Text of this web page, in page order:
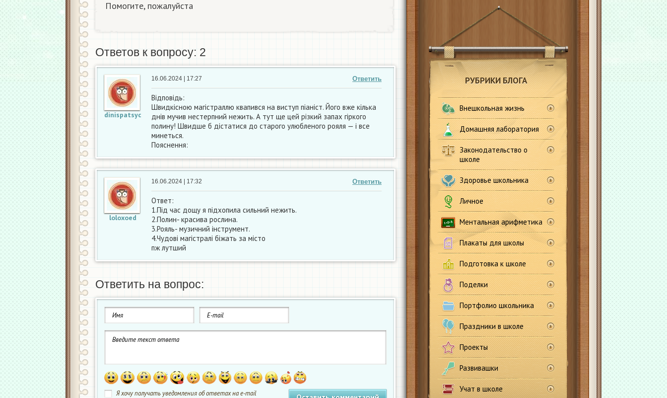
РУБРИКИ БЛОГА
Внешкольная жизнь
Домашняя лаборатория
Законодательство о
школе
Здоровье школьника
Личное
Ментальная арифметика
Плакаты для школы
Подготовка к школе
Поделки
Портфолио школьника
Праздники в школе
Проекты
Развивашки
Учат в школе
Помогите, пожалуйста ​
Ответов к вопросу: 2
dinispatsyc
Ответить
16.06.2024 | 17:27
Відповідь:
Швидкісною магістраллю квапився на виступ піаніст. Його вже кілька
днів мучив нестерпний нежить. А тут ще цей різкий запах гіркого
полину! Швидше б дістатися до старого улюбленого рояля — і все
минеться.
Пояснення:
loloxoed
Ответить
16.06.2024 | 17:32
Ответ:
1.Під час дощу я підхопила сильний нежить.
2.Полин- красива рослина.
3.Рояль- музичний інструмент.
4.Чудові магістралі біжать за місто
пж лутший
Ответить на вопрос:
Я хочу получать уведомления об ответах на e-mail